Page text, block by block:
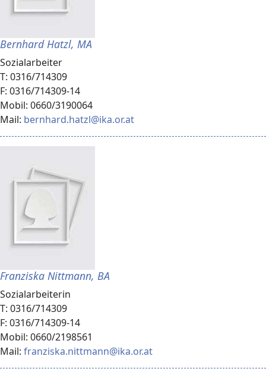
Bernhard Hatzl, MA
Sozialarbeiter
T: 0316/714309
F: 0316/714309-14
Mobil: 0660/3190064
Mail: bernhard.hatzl@ika.or.at
Franziska Nittmann, BA
Sozialarbeiterin
T: 0316/714309
F: 0316/714309-14
Mobil: 0660/2198561
Mail: franziska.nittmann@ika.or.at